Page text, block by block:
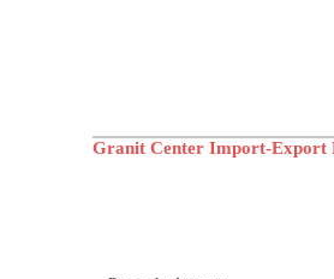
Granit Center Import-Export